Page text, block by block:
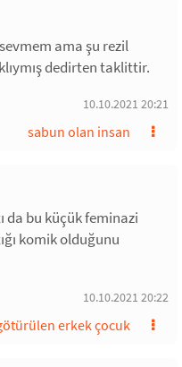
ama şu rezil
dedirten taklittir.
10.10.2021 20:21
sabun olan insan
da bu küçük feminazi
komik olduğunu
10.10.2021 20:22
erkek çocuk